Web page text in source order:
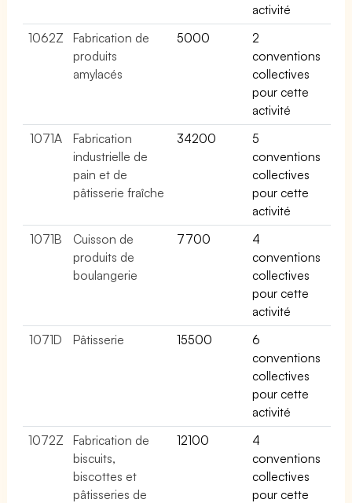
activité
1062Z
Fabrication de
produits
amylacés
5000
2
conventions
collectives
pour cette
activité
1071A
Fabrication
industrielle de
pain et de
pâtisserie fraîche
34200
5
conventions
collectives
pour cette
activité
1071B
Cuisson de
produits de
boulangerie
7700
4
conventions
collectives
pour cette
activité
1071D
Pâtisserie 15500
6
conventions
collectives
pour cette
activité
1072Z
Fabrication de
biscuits,
biscottes et
pâtisseries de
12100
4
conventions
collectives
pour cette